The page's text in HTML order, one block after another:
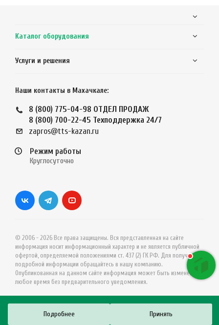
Каталог оборудования
Услуги и решения
Наши контакты в Махачкале:
8 (800) 775-04-98 ОТДЕЛ ПРОДАЖ
8 (800) 700-22-45 Техподдержка 24/7
zapros@tts-kazan.ru
Режим работы
Круглосуточно
© 2006 - 2026 Все права защищены. Вся представленная на сайте
информация носит информационный характер и не является публичной
офертой, определяемой положениями ст. 437 (2) ГК РФ. Для получения
подробной информации обращайтесь в нашу компанию.
Опубликованная на данном сайте информация может быть изменена в
любое время без предварительного уведомления.
Подробнее Принять